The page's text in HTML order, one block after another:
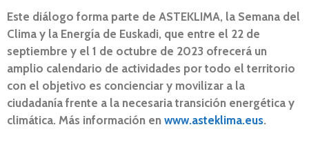
Este diálogo forma parte de ASTEKLIMA, la Semana del
Clima y la Energía de Euskadi, que entre el 22 de
septiembre y el 1 de octubre de 2023 ofrecerá un
amplio calendario de actividades por todo el territorio
con el objetivo es concienciar y movilizar a la
ciudadanía frente a la necesaria transición energética y
climática. Más información en www.asteklima.eus.